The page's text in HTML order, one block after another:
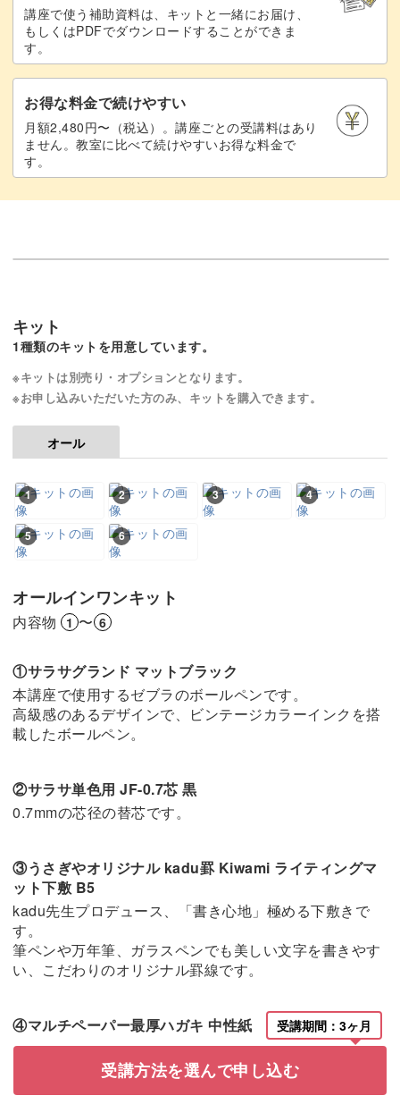
講座で使う補助資料は、キットと一緒にお届け、
もしくはPDFでダウンロードすることができま
す。
お得な料金で続けやすい
月額2,480円〜（税込）。講座ごとの受講料はあり
ません。教室に比べて続けやすいお得な料金で
す。
キット
1種類のキットを用意しています。
※キットは別売り・オプションとなります。
※お申し込みいただいた方のみ、キットを購入できます。
オール
1 2 3 4
5 6
オールインワンキット
内容物 1 〜 6
①サラサグランド マットブラック
本講座で使用するゼブラのボールペンです。
高級感のあるデザインで、ビンテージカラーインクを搭
載したボールペン。
②サラサ単色用 JF-0.7芯 黒
0.7mmの芯径の替芯です。
③うさぎやオリジナル kadu罫 Kiwami ライティングマ
ット下敷 B5
kadu先生プロデュース、「書き心地」極める下敷きで
す。
筆ペンや万年筆、ガラスペンでも美しい文字を書きやす
い、こだわりのオリジナル罫線です。
④マルチペーパー最厚ハガキ 中性紙 10枚
宛名書きの練習に使うはがき用紙です。
受講期間：3ヶ月
受講方法を選んで申し込む